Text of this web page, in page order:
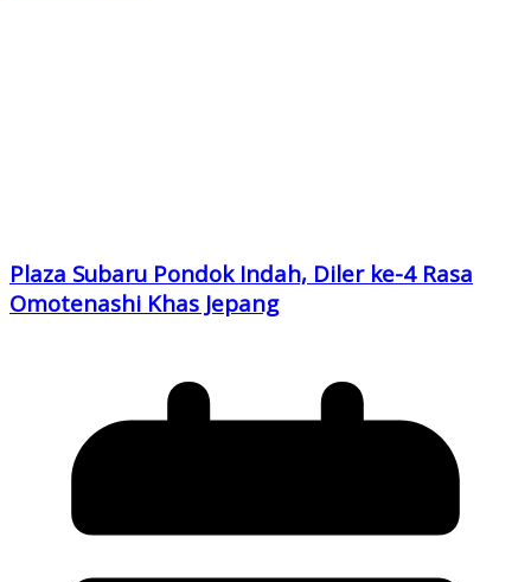
Plaza Subaru Pondok Indah, Diler ke-4 Rasa
Omotenashi Khas Jepang